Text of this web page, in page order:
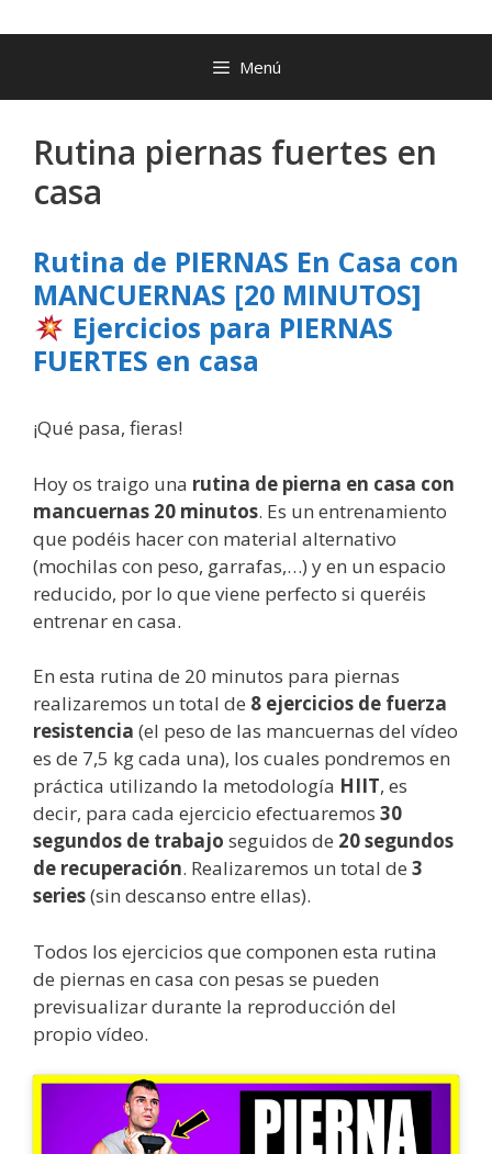
Menú
Rutina piernas fuertes en
casa
Rutina de PIERNAS En Casa con
MANCUERNAS [20 MINUTOS]
Ejercicios para PIERNAS
FUERTES en casa
¡Qué pasa, fieras!
Hoy os traigo una rutina de pierna en casa con
mancuernas 20 minutos. Es un entrenamiento
que podéis hacer con material alternativo
(mochilas con peso, garrafas,…) y en un espacio
reducido, por lo que viene perfecto si queréis
entrenar en casa.
En esta rutina de 20 minutos para piernas
realizaremos un total de 8 ejercicios de fuerza
resistencia (el peso de las mancuernas del vídeo
es de 7,5 kg cada una), los cuales pondremos en
práctica utilizando la metodología HIIT, es
decir, para cada ejercicio efectuaremos 30
segundos de trabajo seguidos de 20 segundos
de recuperación. Realizaremos un total de 3
series(sin descanso entre ellas).
Todos los ejercicios que componen esta rutina
de piernas en casa con pesas se pueden
previsualizar durante la reproducción del
propio vídeo.